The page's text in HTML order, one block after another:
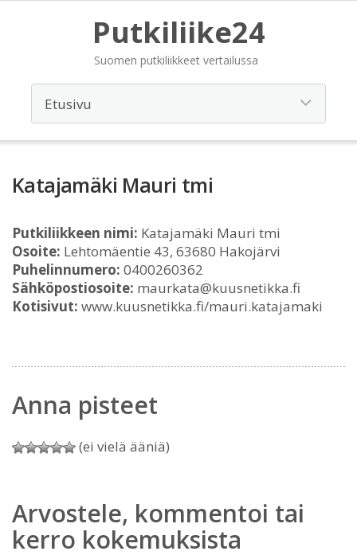
Putkiliike24
Suomen putkiliikkeet vertailussa
Katajamäki Mauri tmi
Putkiliikkeen nimi: Katajamäki Mauri tmi
Osoite: Lehtomäentie 43, 63680 Hakojärvi
Puhelinnumero: 0400260362
Sähköpostiosoite: maurkata@kuusnetikka.fi
Kotisivut: www.kuusnetikka.fi/mauri.katajamaki
Anna pisteet
(ei vielä ääniä)
Arvostele, kommentoi tai
kerro kokemuksista